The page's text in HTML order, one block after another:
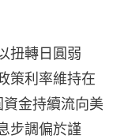
扭轉日圓弱
策利率維持在
金持續流向美
步調偏於謹